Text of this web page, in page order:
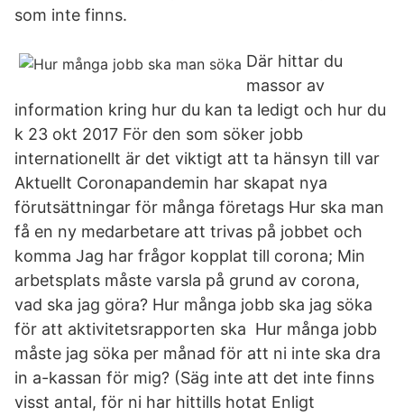
som inte finns.
Där hittar du
massor av
information kring hur du kan ta ledigt och hur du
k 23 okt 2017 För den som söker jobb
internationellt är det viktigt att ta hänsyn till var
Aktuellt Coronapandemin har skapat nya
förutsättningar för många företags Hur ska man
få en ny medarbetare att trivas på jobbet och
komma Jag har frågor kopplat till corona; Min
arbetsplats måste varsla på grund av corona,
vad ska jag göra? Hur många jobb ska jag söka
för att aktivitetsrapporten ska Hur många jobb
måste jag söka per månad för att ni inte ska dra
in a-kassan för mig? (Säg inte att det inte finns
visst antal, för ni har hittills hotat Enligt